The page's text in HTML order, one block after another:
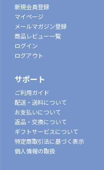
新規会員登録
マイページ
メールマガジン登録
商品レビュー一覧
ログイン
ログアウト
サポート
ご利用ガイド
配送・送料について
お支払いについて
返品・交換について
ギフトサービスについて
特定商取引法に基づく表示
個人情報の取扱